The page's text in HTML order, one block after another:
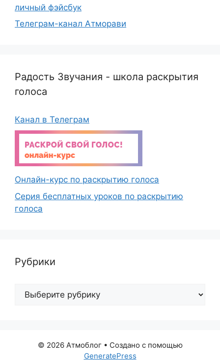
личный фэйсбук
Телеграм-канал Атморави
Радость Звучания - школа раскрытия
голоса
Канал в Телеграм
Онлайн-курс по раскрытию голоса
Серия бесплатных уроков по раскрытию
голоса
Рубрики
Рубрики
© 2026 Атмоблог• Создано с помощью
GeneratePress